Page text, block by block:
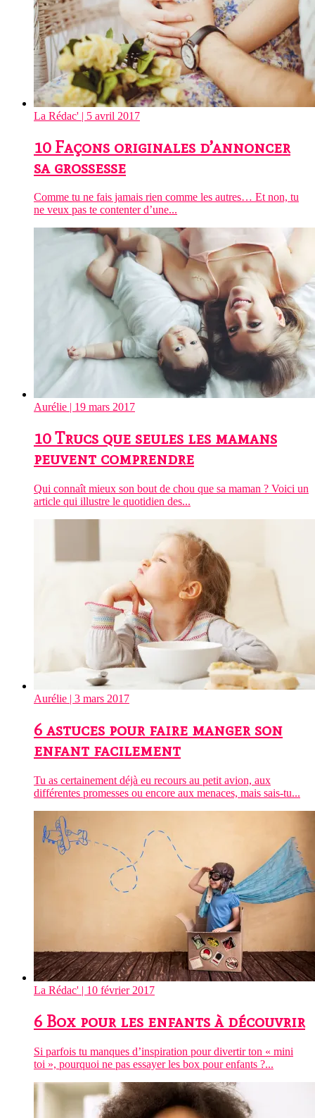
La Rédac' | 5 avril 2017
10 Façons originales d’annoncer
sa grossesse
Comme tu ne fais jamais rien comme les autres… Et non, tu
ne veux pas te contenter d’une...
Aurélie | 19 mars 2017
10 Trucs que seules les mamans
peuvent comprendre
Qui connaît mieux son bout de chou que sa maman ? Voici un
article qui illustre le quotidien des...
Aurélie | 3 mars 2017
6 astuces pour faire manger son
enfant facilement
Tu as certainement déjà eu recours au petit avion, aux
différentes promesses ou encore aux menaces, mais sais-tu...
La Rédac' | 10 février 2017
6 Box pour les enfants à découvrir
Si parfois tu manques d’inspiration pour divertir ton « mini
toi », pourquoi ne pas essayer les box pour enfants ?...